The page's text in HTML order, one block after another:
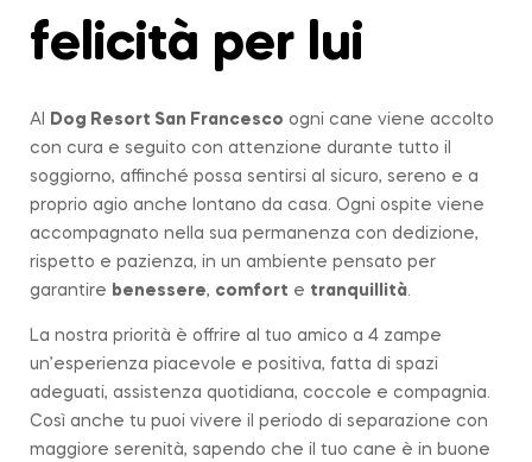
felicità per lui
Al Dog Resort San Francesco ogni cane viene accolto
con cura e seguito con attenzione durante tutto il
soggiorno, affinché possa sentirsi al sicuro, sereno e a
proprio agio anche lontano da casa. Ogni ospite viene
accompagnato nella sua permanenza con dedizione,
rispetto e pazienza, in un ambiente pensato per
garantire benessere, comfort e tranquillità
La nostra priorità è offrire al tuo amico a 4 zampe
un’esperienza piacevole e positiva, fatta di spazi
adeguati, assistenza quotidiana, coccole e compagnia.
Così anche tu puoi vivere il periodo di separazione con
maggiore serenità, sapendo che il tuo cane è in buone